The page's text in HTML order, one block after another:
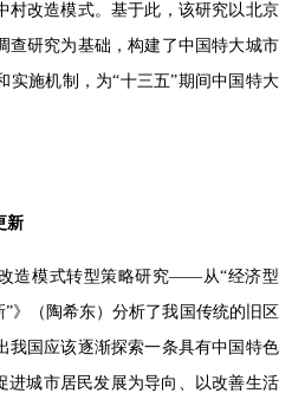
村改造模式。基于此，该研究以北京
查研究为基础，构建了中国特大城市
实施机制，为“十三五”期间中国特大
新
造模式转型策略研究——从“经济型
”》（陶希东）分析了我国传统的旧区
我国应该逐渐探索一条具有中国特色
进城市居民发展为导向、以改善生活